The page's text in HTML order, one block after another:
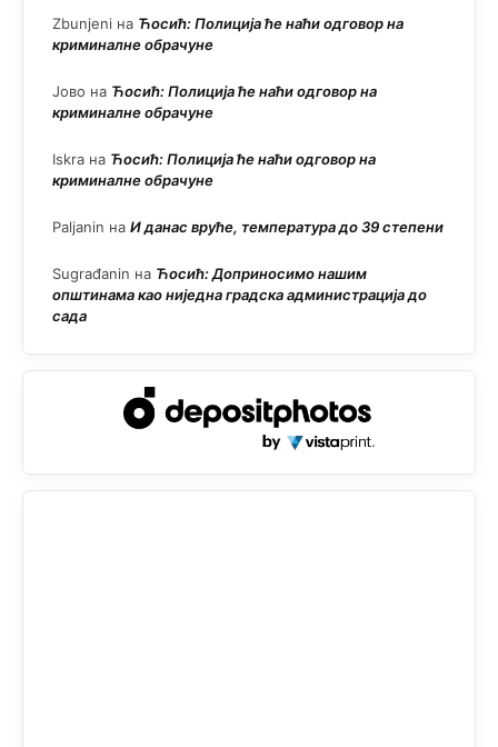
Zbunjeni на Ћосић: Полиција ће наћи одговор на
криминалне обрачуне
Јово на Ћосић: Полиција ће наћи одговор на
криминалне обрачуне
Iskra на Ћосић: Полиција ће наћи одговор на
криминалне обрачуне
Paljanin на И данас вруће, температура до 39 степени
Sugrađanin на Ћосић: Доприносимо нашим
општинама као ниједна градска администрација до
сада